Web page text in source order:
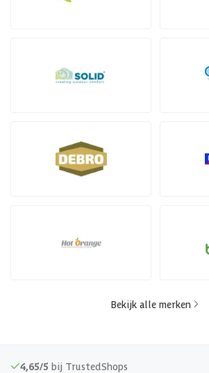
Bekijk alle merken
4,65/5 bij TrustedShops